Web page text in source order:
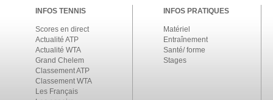
INFOS TENNIS
Scores en direct
Actualité ATP
Actualité WTA
Grand Chelem
Classement ATP
Classement WTA
Les Français
INFOS PRATIQUES
Matériel
Entraînement
Santé/ forme
Stages